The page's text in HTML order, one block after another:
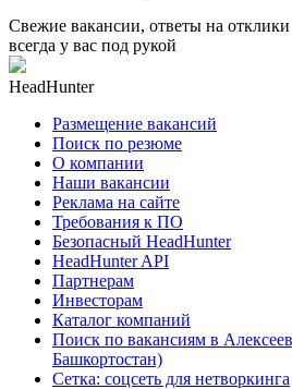
Свежие вакансии, ответы на
всегда у вас под рукой
HeadHunter
Размещение вакансий
Поиск по резюме
О компании
Наши вакансии
Реклама на сайте
Требования к ПО
Безопасный HeadHunter
HeadHunter API
Партнерам
Инвесторам
Каталог компаний
Поиск по вакансиям в
Башкортостан)
Сетка: соцсеть для нетворкинга